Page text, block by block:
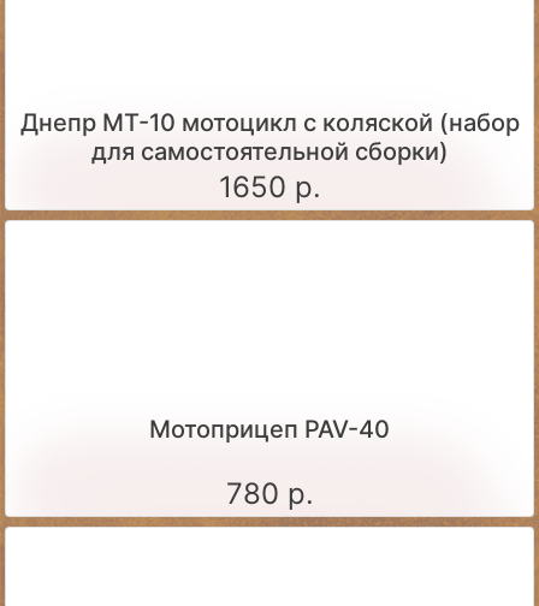
Днепр МТ-10 мотоцикл с коляской (набор
для самостоятельной сборки)
1650 р.
Мотоприцеп PAV-40
780 р.